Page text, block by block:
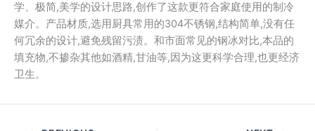
学、极简,美学的设计思路,创作了这款更符合家庭使用的制冷
媒介。产品材质,选用厨具常用的304不锈钢,结构简单,没有任
何冗余的设计,避免残留污渍。和市面常见的钢冰对比,本品的
填充物,不掺杂其他如酒精,甘油等,因为这更科学合理,也更经济
卫生。